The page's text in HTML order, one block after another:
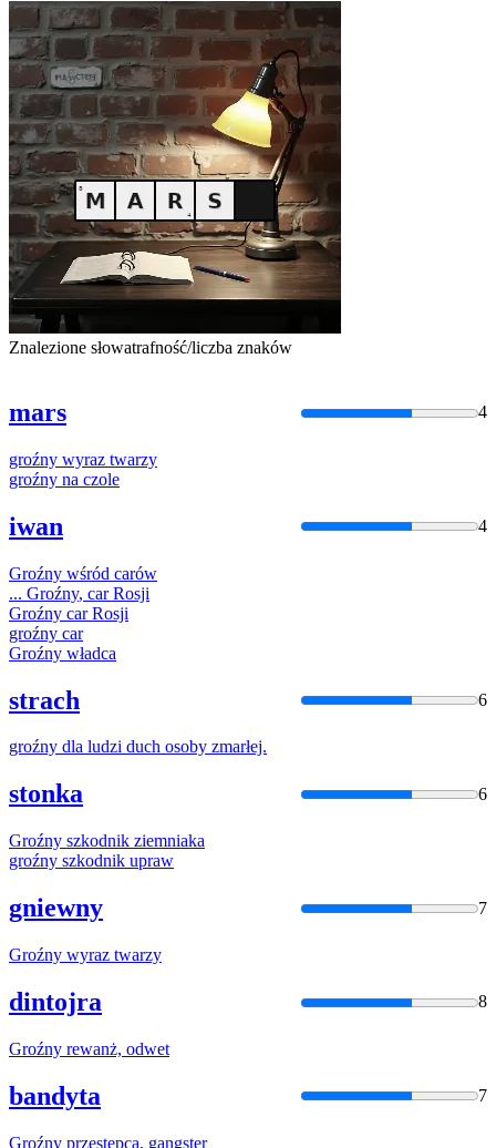
Znalezione słowatrafność/liczba znaków
mars 4
groźny wyraz twarzy
groźny na czole
iwan 4
Groźny wśród carów
... Groźny, car Rosji
Groźny car Rosji
groźny car
Groźny władca
strach 6
groźny dla ludzi duch osoby zmarłej.
stonka 6
Groźny szkodnik ziemniaka
groźny szkodnik upraw
gniewny 7
Groźny wyraz twarzy
dintojra 8
Groźny rewanż, odwet
bandyta 7
Groźny przestępca, gangster